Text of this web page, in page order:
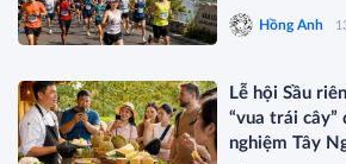
Hồng Anh
Lễ hội Sầu
“vua trái
nghiệm Tây